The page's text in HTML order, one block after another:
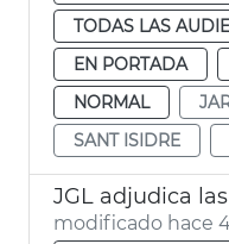
TODAS LAS
EN PORTADA
NORMAL
SANT ISIDRE
modificado hace